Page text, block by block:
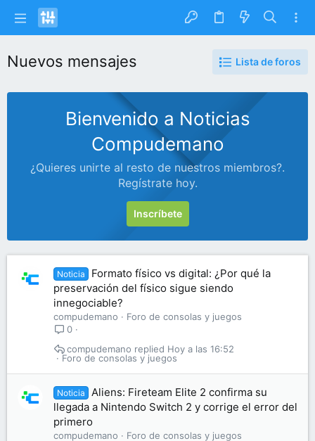
Nuevos mensajes Lista de foros
Bienvenido a Noticias
Compudemano
¿Quieres unirte al resto de nuestros miembros?.
Regístrate hoy.
Inscríbete
Noticia
Formato físico vs digital: ¿Por qué la
preservación del físico sigue siendo
innegociable?
compudemano
Foro de consolas y juegos
0
Foro de consolas y juegos
Hoy a las 16:52
compudemano
Noticia
Aliens: Fireteam Elite 2 confirma su
llegada a Nintendo Switch 2 y corrige el error del
primero
compudemano
Foro de consolas y juegos